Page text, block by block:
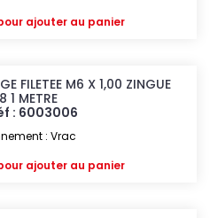
ajouter au panier
FILETEE M6 X 1,00 ZINGUE
1 METRE
: 6003006
: Vrac
ajouter au panier